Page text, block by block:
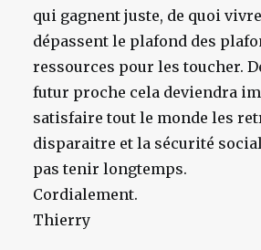
qui gagnent juste, de quoi
dépassent le plafond des
ressources pour les toucher.
futur proche cela deviendra
satisfaire tout le monde les
disparaitre et la sécurité
pas tenir longtemps.
Cordialement.
Thierry